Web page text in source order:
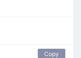
Copy